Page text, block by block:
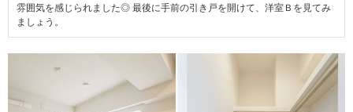
雰囲気を感じられました◎ 最後に手前の引き戸を開けて、洋室Ｂを見てみ
ましょう。